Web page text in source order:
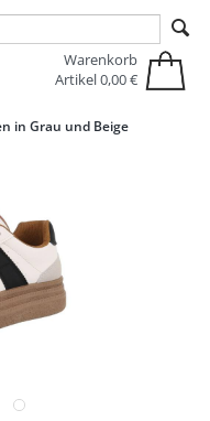
springen
Warenkorb
Artikel0,00 €
in Grau und Beige